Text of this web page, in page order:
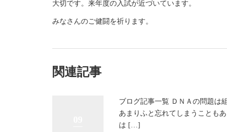
大切です。来年度の入試が近づいています。
みなさんのご健闘を祈ります。
関連記事
ブログ記事一覧 ＤＮＡの問題は
あまりふと忘れてしまうことも
は […]